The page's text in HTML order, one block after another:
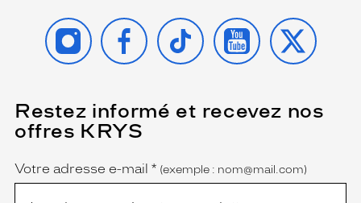
INSTAGRAMFACEBOOK
TIKTOK YOUTUBE
X
Restez informé et recevez nos
offres KRYS
Name
Votre adresse e-mail *
(Ce
champ
est
obligatoire)
(exemple : nom@mail.com)